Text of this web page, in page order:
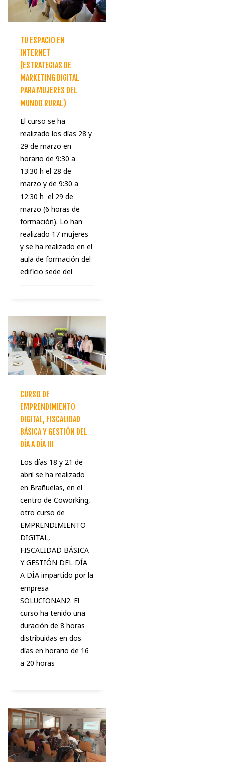
TU ESPACIO EN
INTERNET
(ESTRATEGIAS DE
MARKETING DIGITAL
PARA MUJERES DEL
MUNDO RURAL)
El curso se ha
realizado los días 28 y
29 de marzo en
horario de 9:30 a
13:30 h el 28 de
marzo y de 9:30 a
12:30 h el 29 de
marzo (6 horas de
formación). Lo han
realizado 17 mujeres
y se ha realizado en el
aula de formación del
edificio sede del
CURSO DE
EMPRENDIMIENTO
DIGITAL, FISCALIDAD
BÁSICA Y GESTIÓN DEL
DÍA A DÍA III
Los días 18 y 21 de
abril se ha realizado
en Brañuelas, en el
centro de Coworking,
otro curso de
EMPRENDIMIENTO
DIGITAL,
FISCALIDAD BÁSICA
Y GESTIÓN DEL DÍA
A DÍA impartido por la
empresa
SOLUCIONAN2. El
curso ha tenido una
duración de 8 horas
distribuidas en dos
días en horario de 16
a 20 horas